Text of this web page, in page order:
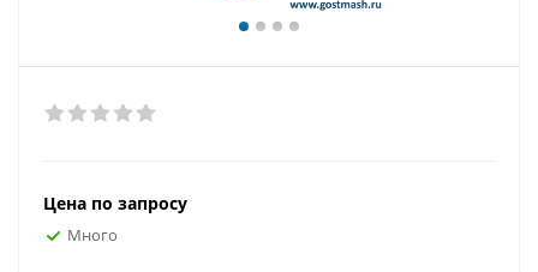
Цена по запросу
Много